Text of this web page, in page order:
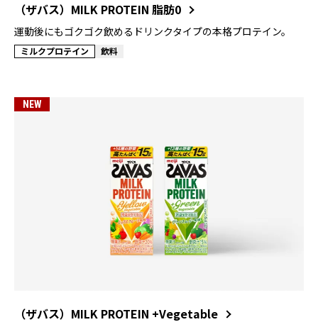
（ザバス）MILK PROTEIN 脂肪0
運動後にもゴクゴク飲めるドリンクタイプの本格プロテイン。
ミルクプロテイン 飲料
NEW
（ザバス）MILK PROTEIN +Vegetable